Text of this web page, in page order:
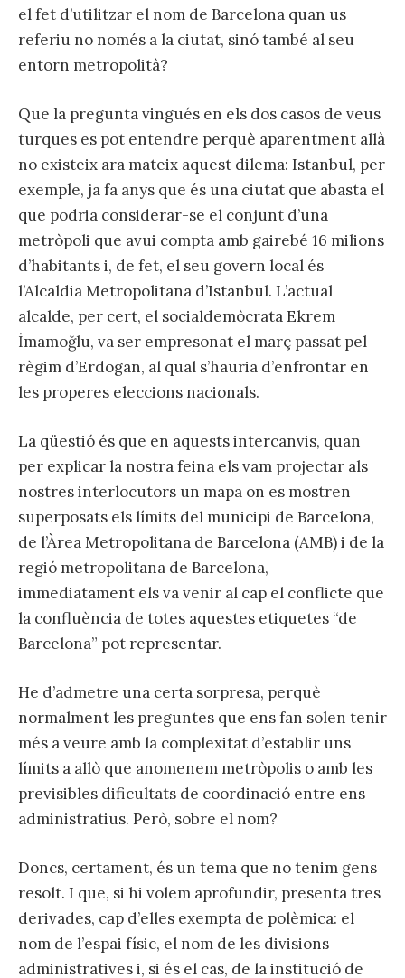
el fet d’utilitzar el nom de Barcelona quan us
referiu no només a la ciutat, sinó també al seu
entorn metropolità?
Que la pregunta vingués en els dos casos de veus
turques es pot entendre perquè aparentment allà
no existeix ara mateix aquest dilema: Istanbul, per
exemple, ja fa anys que és una ciutat que abasta el
que podria considerar-se el conjunt d’una
metròpoli que avui compta amb gairebé 16 milions
d’habitants i, de fet, el seu govern local és
l’Alcaldia Metropolitana d’Istanbul. L’actual
alcalde, per cert, el socialdemòcrata Ekrem
İmamoğlu, va ser empresonat el març passat pel
règim d’Erdogan, al qual s’hauria d’enfrontar en
les properes eleccions nacionals.
La qüestió és que en aquests intercanvis, quan
per explicar la nostra feina els vam projectar als
nostres interlocutors un mapa on es mostren
superposats els límits del municipi de Barcelona,
de l’Àrea Metropolitana de Barcelona (AMB) i de la
regió metropolitana de Barcelona,
immediatament els va venir al cap el conflicte que
la confluència de totes aquestes etiquetes “de
Barcelona” pot representar.
He d’admetre una certa sorpresa, perquè
normalment les preguntes que ens fan solen tenir
més a veure amb la complexitat d’establir uns
límits a allò que anomenem metròpolis o amb les
previsibles dificultats de coordinació entre ens
administratius. Però, sobre el nom?
Doncs, certament, és un tema que no tenim gens
resolt. I que, si hi volem aprofundir, presenta tres
derivades, cap d’elles exempta de polèmica: el
nom de l’espai físic, el nom de les divisions
administratives i, si és el cas, de la institució de